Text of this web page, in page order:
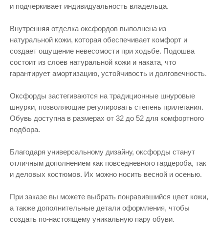
и подчеркивает индивидуальность владельца.
Внутренняя отделка оксфордов выполнена из
натуральной кожи, которая обеспечивает комфорт и
создает ощущение невесомости при ходьбе. Подошва
состоит из слоев натуральной кожи и наката, что
гарантирует амортизацию, устойчивость и долговечность.
Оксфорды застегиваются на традиционные шнуровые
шнурки, позволяющие регулировать степень прилегания.
Обувь доступна в размерах от 32 до 52 для комфортного
подбора.
Благодаря универсальному дизайну, оксфорды станут
отличным дополнением как повседневного гардероба, так
и деловых костюмов. Их можно носить весной и осенью.
При заказе вы можете выбрать понравившийся цвет кожи,
а также дополнительные детали оформления, чтобы
создать по-настоящему уникальную пару обуви.